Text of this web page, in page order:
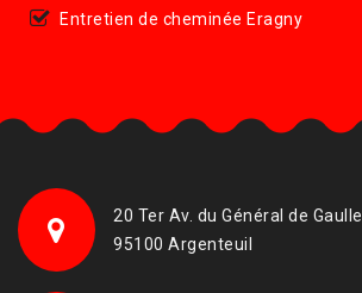
Entretien de cheminée Eragny
20 Ter Av. du Général de Gaulle
95100 Argenteuil